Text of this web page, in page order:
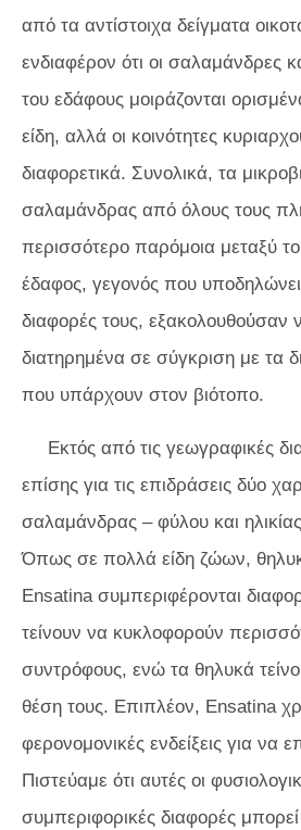
από τα αντίστοιχα δείγματα
ενδιαφέρον ότι οι σαλαμάνδρες
του εδάφους μοιράζονται
είδη, αλλά οι κοινότητες
διαφορετικά. Συνολικά, τα
σαλαμάνδρας από όλους τους
περισσότερο παρόμοια μεταξύ
έδαφος, γεγονός που υποδηλώνει
διαφορές τους, εξακολουθούσαν
διατηρημένα σε σύγκριση με τα
που υπάρχουν στον βιότοπο.
Εκτός από τις γεωγραφικές
επίσης για τις επιδράσεις δύο
σαλαμάνδρας – φύλου και
Όπως σε πολλά είδη ζώων,
Ensatina συμπεριφέρονται
τείνουν να κυκλοφορούν
συντρόφους, ενώ τα θηλυκά
θέση τους. Επιπλέον, Ensatina
φερονομονικές ενδείξεις για να
Πιστεύαμε ότι αυτές οι
συμπεριφορικές διαφορές